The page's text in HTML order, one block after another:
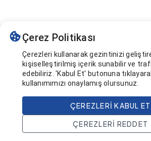
Ana Sayfa Ara Projeler
Çerez Politikası
Çerezleri kullanarak gezintinizi
kişiselleştirilmiş içerik sunabilir ve
edebiliriz. 'Kabul Et' butonuna
kullanımımızı onaylamış olursunuz.
ÇEREZLERI KABUL ET
ÇEREZLERI REDDET